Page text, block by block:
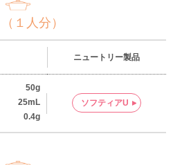
１人分）
ニュートリー製品
50g
25mL
0.4g
ソフティアU